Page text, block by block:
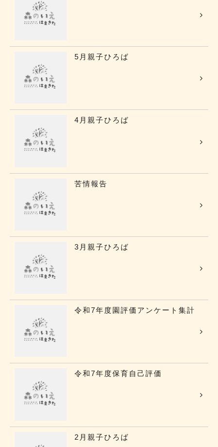
5月親子ひろば
4月親子ひろば
苦情報告
3月親子ひろば
令和7年度園評価アンケート集計
令和7年度保育自己評価
2月親子ひろば